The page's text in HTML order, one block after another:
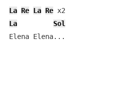
La Re La Re
La
Sol
Elena Elena...